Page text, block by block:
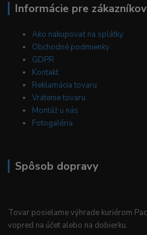
Informácie pre zákazníkov
Ako nakupovať na splátky
Obchodné podmienky
GDPR
Kontakt
Reklamácia tovaru
Vrátenie tovaru
Montáž u nás
Fotogaléria
Spôsob dopravy
Tovar posielame výhrade kuriérom
vopred na účet alebo na dobierku.